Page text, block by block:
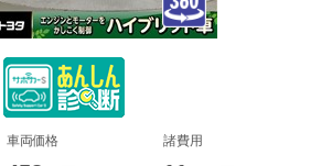
車両価格 諸費用